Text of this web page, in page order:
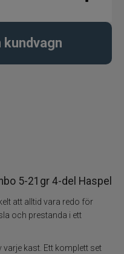
kundvagn
5-21gr 4-del Haspel
att alltid vara redo för
och prestanda i ett
kast. Ett komplett set